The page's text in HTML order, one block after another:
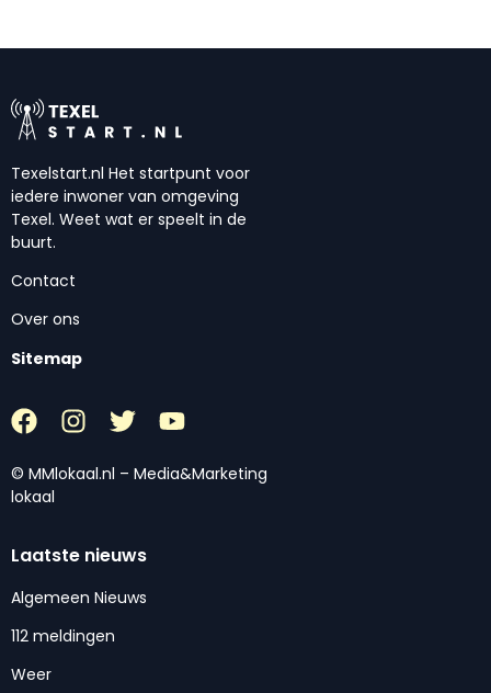
Texelstart.nl Het startpunt voor
iedere inwoner van omgeving
Texel. Weet wat er speelt in de
buurt.
Contact
Over ons
Sitemap
© MMlokaal.nl – Media&Marketing
lokaal
Laatste nieuws
Algemeen Nieuws
112 meldingen
Weer